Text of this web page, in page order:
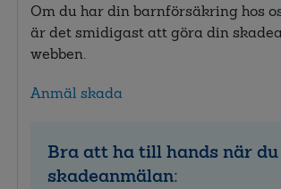
Om du har din barnförsäkring hos
är det smidigast att göra din
webben.
Anmäl skada
Bra att ha till hands när
skadeanmälan: